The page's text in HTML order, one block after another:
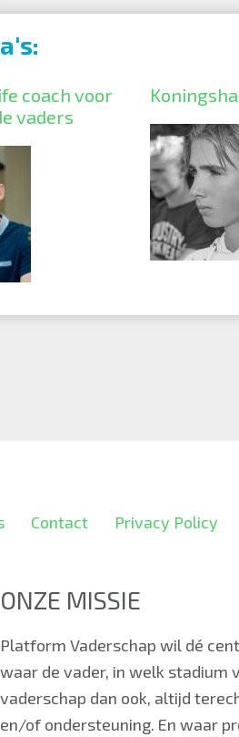
coach voor
vaders
Contact Privacy Policy
ONZE MISSIE
Platform Vaderschap wil dé
waar de vader, in welk stadium
vaderschap dan ook, altijd
en/of ondersteuning. En waar